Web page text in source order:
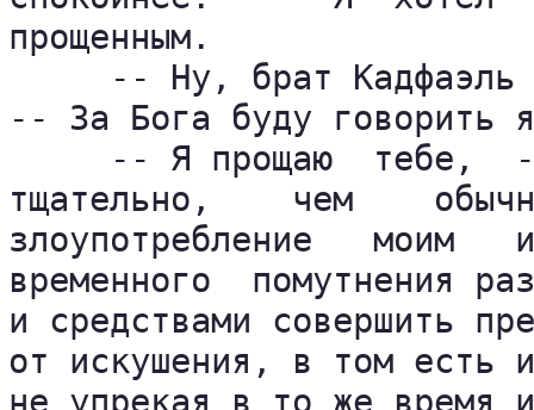
прощенным.
-- Ну, брат
-- За Бога буду говорить
-- Я прощаю  тебе,
тщательно,    чем
злоупотребление   моим
временного  помутнения
и средствами совершить
от искушения, в том есть
не упрекая в то же время